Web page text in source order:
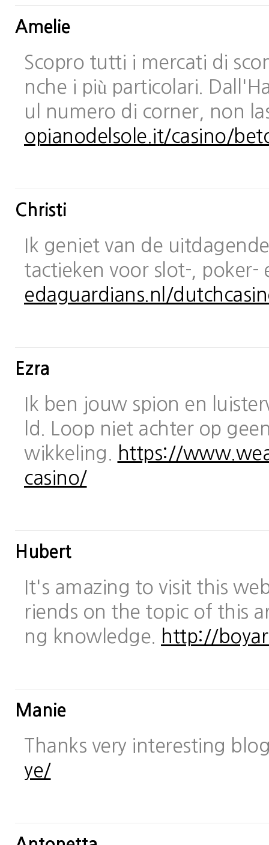
Amelie
Scopro tutti i mercati di
nche i più particolari.
ul numero di corner, non
opianodelsole.it/casino/
Christi
Ik geniet van de
tactieken voor slot-,
edaguardians.nl/
Ezra
Ik ben jouw spion en
ld. Loop niet achter op
wikkeling.
https://
casino/
Hubert
It's amazing to visit this
riends on the topic of this
ng knowledge.
http://
Manie
Thanks very interesting
ye/